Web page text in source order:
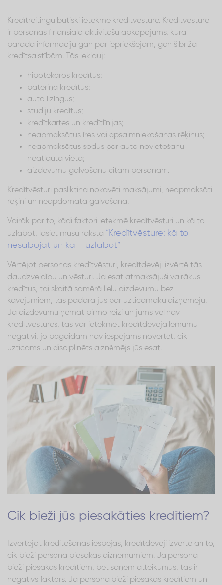
Kredītreitingu būtiski ietekmē kredītvēsture. Kredītvēsture
ir personas finansiālo aktivitāšu apkopojums, kura
parāda informāciju gan par iepriekšējām, gan šībrīža
kredītsaistībām. Tās iekļauj:
hipotekāros kredītus;
patēriņa kredītus;
auto līzingus;
studiju kredītus;
kredītkartes un kredītlīnijas;
neapmaksātus īres vai apsaimniekošanas rēķinus;
neapmaksātus sodus par auto novietošanu
neatļautā vietā;
aizdevumu galvošanu citām personām.
Kredītvēsturi pasliktina nokavēti maksājumi, neapmaksāti
rēķini un neapdomāta galvošana.
Vairāk par to, kādi faktori ietekmē kredītvēsturi un kā to
uzlabot, lasiet mūsu rakstā “Kredītvēsture: kā to
nesabojāt un kā - uzlabot”
Vērtējot personas kredītvēsturi, kredītdevēji izvērtē tās
daudzveidību un vēsturi. Ja esat atmaksājuši vairākus
kredītus, tai skaitā samērā lielu aizdevumu bez
kavējumiem, tas padara jūs par uzticamāku aizņēmēju.
Ja aizdevumu ņemat pirmo reizi un jums vēl nav
kredītvēstures, tas var ietekmēt kredītdevēja lēmumu
negatīvi, jo pagaidām nav iespējams novērtēt, cik
uzticams un disciplinēts aizņēmējs jūs esat.
Cik bieži jūs piesakāties kredītiem?
Izvērtējot kreditēšanas iespējas, kredītdevēji izvērtē arī to,
cik bieži persona piesakās aizņēmumiem. Ja persona
bieži piesakās kredītiem, bet saņem atteikumus, tas ir
negatīvs faktors. Ja persona bieži piesakās kredītiem un